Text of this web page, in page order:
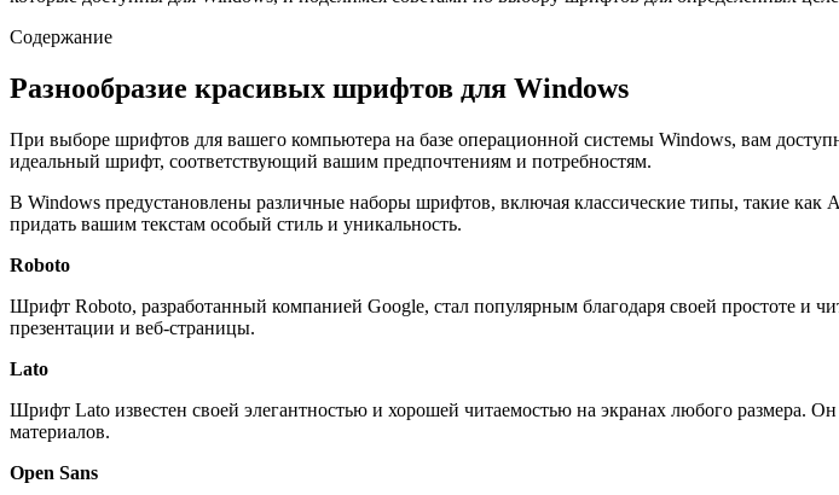
Содержание
Разнообразие красивых шрифтов для Windows
При выборе шрифтов для вашего компьютера на базе операционной системы Windows, вам
идеальный шрифт, соответствующий вашим предпочтениям и потребностям.
В Windows предустановлены различные наборы шрифтов, включая классические типы, такие
придать вашим текстам особый стиль и уникальность.
Roboto
Шрифт Roboto, разработанный компанией Google, стал популярным благодаря своей простоте и
презентации и веб-страницы.
Lato
Шрифт Lato известен своей элегантностью и хорошей читаемостью на экранах любого размера.
материалов.
Open Sans